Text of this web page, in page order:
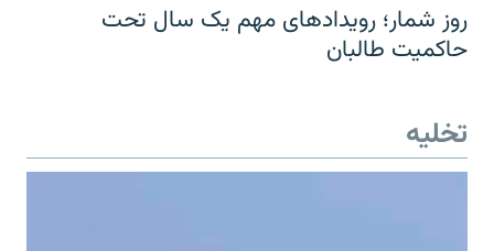
روز شمار؛ رویدادهای مهم یک سال تحت
حاکمیت طالبان
تخلیه